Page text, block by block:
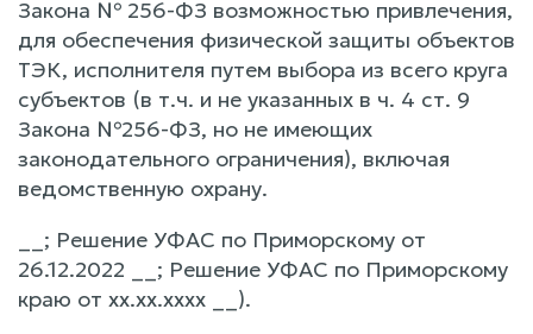
Закона № 256-ФЗ возможностью привлечения,
для обеспечения физической защиты объектов
ТЭК, исполнителя путем выбора из всего круга
субъектов (в т.ч. и не указанных в ч. 4 ст. 9
Закона №256-ФЗ, но не имеющих
законодательного ограничения), включая
ведомственную охрану.
__; Решение УФАС по Приморскому от
26.12.2022 __; Решение УФАС по Приморскому
краю от xx.xx.xxxx __).